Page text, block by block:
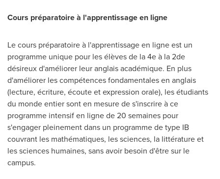
Cours préparatoire à l'apprentissage en ligne
Le cours préparatoire à l'apprentissage en ligne est un
programme unique pour les élèves de la 4e à la 2de
désireux d'améliorer leur anglais académique. En plus
d'améliorer les compétences fondamentales en anglais
(lecture, écriture, écoute et expression orale), les étudiants
du monde entier sont en mesure de s'inscrire à ce
programme intensif en ligne de 20 semaines pour
s'engager pleinement dans un programme de type IB
couvrant les mathématiques, les sciences, la littérature et
les sciences humaines, sans avoir besoin d'être sur le
campus.